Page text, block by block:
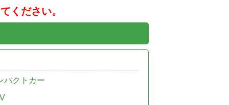
ください。
パクトカー